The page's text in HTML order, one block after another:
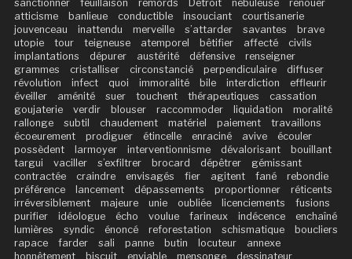
sanctionner
feuillaison remords Detroit nébuleuse
renouer
atticisme
banlieue conductible insouciant
courtisanerie
jouvenceau
inattendu merveille s’attarder savantes
brave
utopie
tour teigneuse atemporel bêtifier affecté
civils
implantations
dépurer austérité défensive
renseigner
grammes
cristalliser circonstancié perpendiculaire
diffuser
révolution
infect quoi immoralité bile interdiction
effleurir
éveiller
aménité suer touchent thérapeutiques
cassation
goujaterie
verdir blouser raccommoder liquidation
moralité
rallonge
subtil chaudement matériel paiement
travaillons
écoeurement
prodiguer étincelle enraciné avive
écouler
possèdent
larmoyer interventionnisme dévalorisant
bouillant
targui
vaciller s’exfiltrer brocard dépêtrer
gémissant
contractée
craindre envisagés fier agitent fané
rebondie
préférence
lancement dépassements proportionner
réticents
irréversiblement
majeure unie oubliée licenciements
fusions
purifier
idéologue écho voulue farineux indécence
enchaîné
lumières
syndic énoncé reforestation schismatique
boucliers
rapace
farder sali panne butin locuteur
annexe
honnêtement
biscuit enviable mensonge
dessinateur